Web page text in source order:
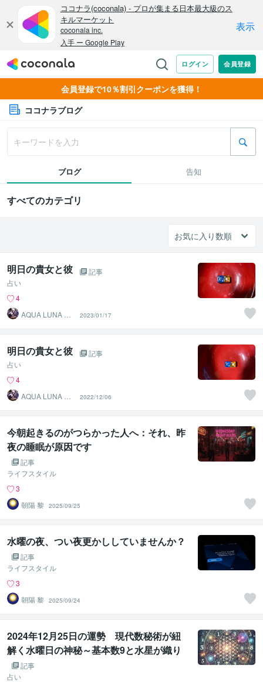
会員登録で10％割引クーポンを獲得！
ココナラブログ
ブログ 告知
すべてのカテゴリ
明日の貴女と彼
記事
占い
4
AQUA LUNA 池
2023/01/17
明日の貴女と彼
記事
占い
4
AQUA LUNA 池
2022/12/06
今朝起きるのがつらかった人へ：それ、昨
夜の睡眠が原因です
記事
ライフスタイル
3
朝陽 黎
2025/09/25
水曜の夜、つい夜更かししていませんか？
記事
ライフスタイル
3
朝陽 黎
2025/09/24
2024年12月25日の運勢 現代数秘術が紐
解く水曜日の神秘～基本数9と水星が織り
なすクリスマスの変容と癒しの波動～
記事
占い